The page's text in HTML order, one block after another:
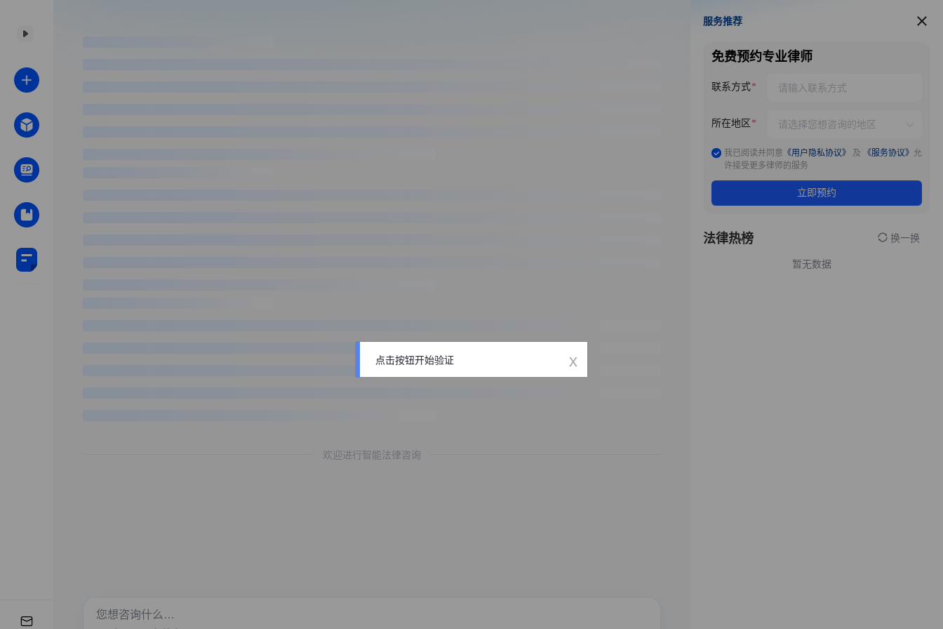
欢迎进行智能法律咨询
服务推荐
服务推荐
免费预约专业律师
联系方式
所在地区
我已阅读并同意 《用户隐私协议》 及 《服务协议》 允
许接受更多律师的服务
立即预约
法律热榜 换一换
暂无数据
点击按钮开始验证 x